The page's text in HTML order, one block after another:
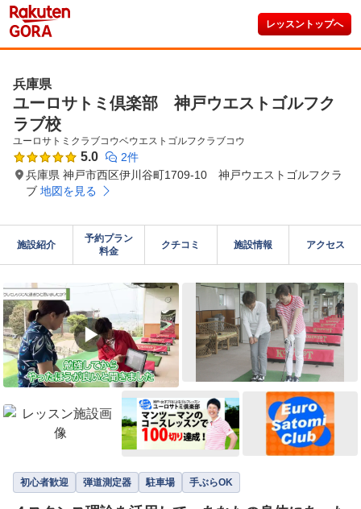
レッスントップへ
兵庫県
ユーロサトミ倶楽部 神戸ウエストゴルフク
ラブ校
ユーロサトミクラブコウベウエストゴルフクラブコウ
5.0
2件
兵庫県 神戸市西区伊川谷町1709-10 神戸ウエストゴルフクラ
ブ 地図を見る
施設紹介
予約プラン
料金
クチコミ 施設情報 アクセス
▶
初心者歓迎 弾道測定器 駐車場 手ぶらOK